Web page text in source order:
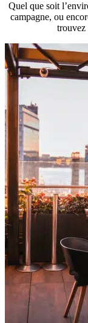
Quel que soit
campagne, ou
trouvez